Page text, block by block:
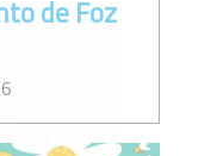
de Foz